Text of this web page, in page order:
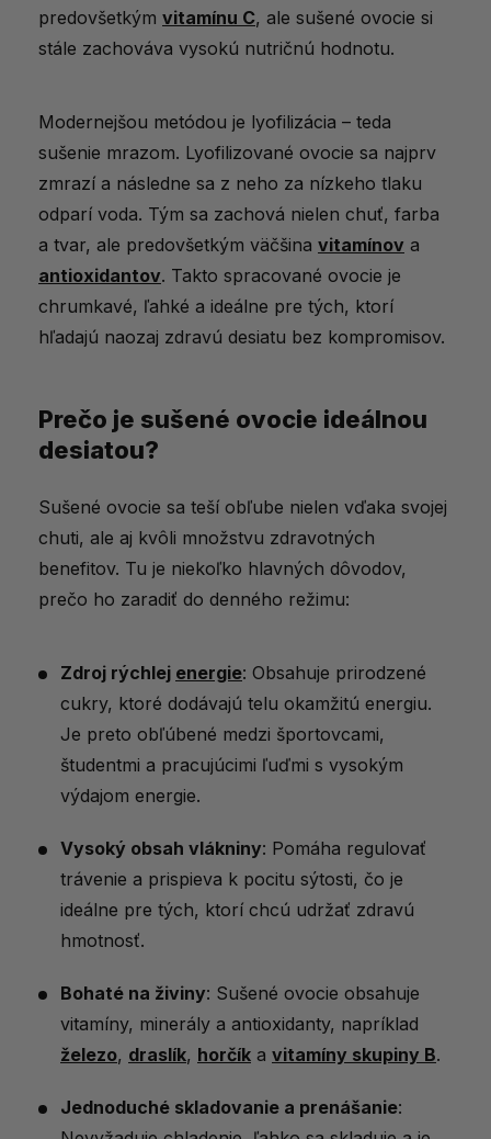
predovšetkým vitamínu C, ale sušené ovocie si
stále zachováva vysokú nutričnú hodnotu.
Modernejšou metódou je lyofilizácia – teda
sušenie mrazom. Lyofilizované ovocie sa najprv
zmrazí a následne sa z neho za nízkeho tlaku
odparí voda. Tým sa zachová nielen chuť, farba
a tvar, ale predovšetkým väčšina vitamínov a
antioxidantov. Takto spracované ovocie je
chrumkavé, ľahké a ideálne pre tých, ktorí
hľadajú naozaj zdravú desiatu bez kompromisov.
Prečo je sušené ovocie ideálnou
desiatou?
Sušené ovocie sa teší obľube nielen vďaka svojej
chuti, ale aj kvôli množstvu zdravotných
benefitov. Tu je niekoľko hlavných dôvodov,
prečo ho zaradiť do denného režimu:
Zdroj rýchlej energie: Obsahuje prirodzené
cukry, ktoré dodávajú telu okamžitú energiu.
Je preto obľúbené medzi športovcami,
študentmi a pracujúcimi ľuďmi s vysokým
výdajom energie.
Vysoký obsah vlákniny: Pomáha regulovať
trávenie a prispieva k pocitu sýtosti, čo je
ideálne pre tých, ktorí chcú udržať zdravú
hmotnosť.
Bohaté na živiny: Sušené ovocie obsahuje
vitamíny, minerály a antioxidanty, napríklad
železo, draslík, horčík a vitamíny skupiny B.
Jednoduché skladovanie a prenášanie: